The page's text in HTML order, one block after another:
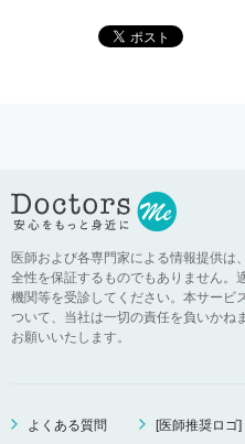
医師および各専門家による情報提供は
全性を保証するものでもありません。
機関等を受診してください。本サービ
ついて、当社は一切の責任を負いかね
お願いいたします。
よくある質問 [医師推奨ロゴ